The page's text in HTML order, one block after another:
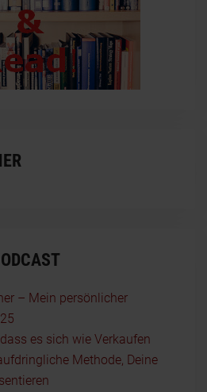
– Mein persönlicher
es sich wie Verkaufen
Methode, Deine